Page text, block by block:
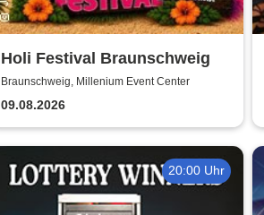
Holi Festival Braunschweig
Braunschweig, Millenium Event Center
09.08.2026
20:00 Uhr